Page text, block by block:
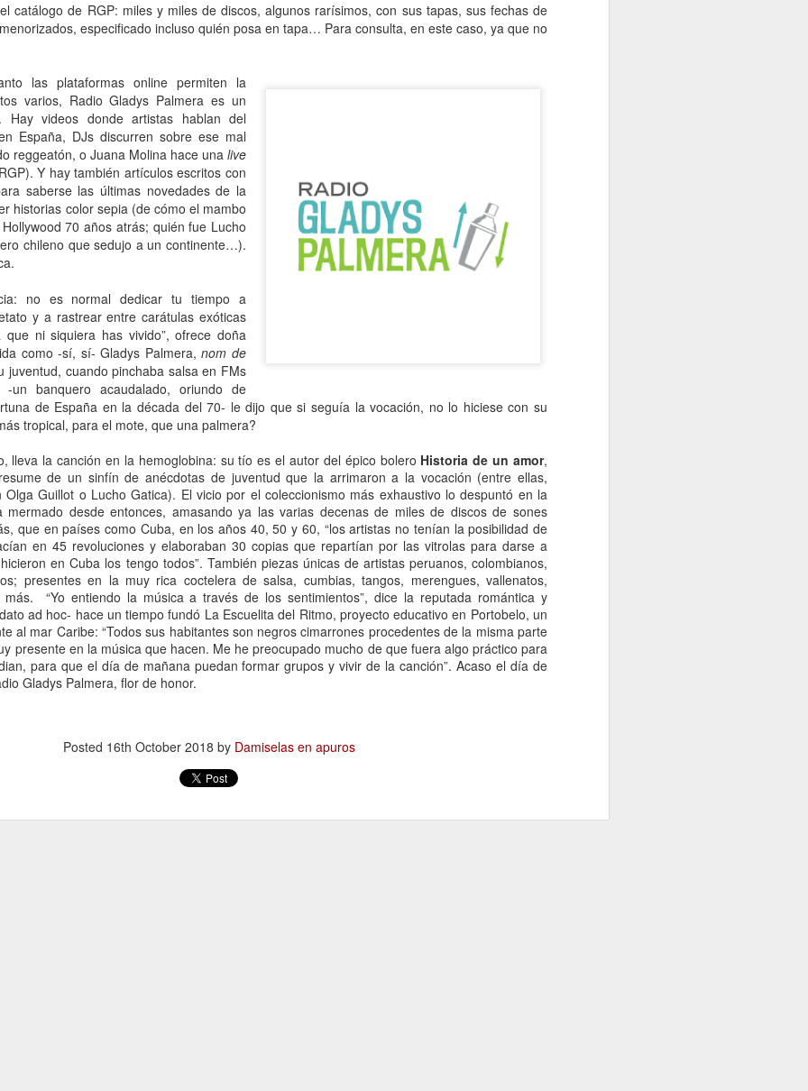
catálogo de RGP: miles y miles de discos, algunos rarísimos, con sus tapas, sus fechas de
especificado incluso quién posa en tapa… Para consulta, en este caso, ya que no
las plataformas online permiten la
varios, Radio Gladys Palmera es un
Hay videos donde artistas hablan del
España, DJs discurren sobre ese mal
reggeatón, o Juana Molina hace unalive
Y hay también artículos escritos con
saberse las últimas novedades de la
historias color sepia (de cómo el mambo
70 años atrás; quién fue Lucho
chileno que sedujo a un continente…).
no es normal dedicar tu tiempo a
y a rastrear entre carátulas exóticas
ni siquiera has vivido”, ofrece doña
como -sí, sí- Gladys Palmera,nom de
juventud, cuando pinchaba salsa en FMs
un banquero acaudalado, oriundo de
de España en la década del 70- le dijo que si seguía la vocación, no lo hiciese con su
tropical, para el mote, que una palmera?
lleva la canción en la hemoglobina: su tío es el autor del épico bolero Historia de un amor,
de un sinfín de anécdotas de juventud que la arrimaron a la vocación (entre ellas,
Olga Guillot o Lucho Gatica). El vicio por el coleccionismo más exhaustivo lo despuntó en la
mermado desde entonces, amasando ya las varias decenas de miles de discos de sones
que en países como Cuba, en los años 40, 50 y 60, “los artistas no tenían la posibilidad de
en 45 revoluciones y elaboraban 30 copias que repartían por las vitrolas para darse a
en Cuba los tengo todos”. También piezas únicas de artistas peruanos, colombianos,
presentes en la muy rica coctelera de salsa, cumbias, tangos, merengues, vallenatos,
“Yo entiendo la música a través de los sentimientos”, dice la reputada romántica y
ad hoc- hace un tiempo fundó La Escuelita del Ritmo, proyecto educativo en Portobelo, un
al mar Caribe: “Todos sus habitantes son negros cimarrones procedentes de la misma parte
presente en la música que hacen. Me he preocupado mucho de que fuera algo práctico para
para que el día de mañana puedan formar grupos y vivir de la canción”. Acaso el día de
Gladys Palmera, flor de honor.
Posted 16th October 2018 by Damiselas en apuros
de varios cuentos románticos fílmicos para gente adulta,
muy querida en la farándula hollywoodense y más allá,
activista del partido demócrata, Rob Reiner -como es
sabido por la difusión que tuvo la noticia- fue víctima de la muerte
horrible que pudiera tener alguien de sus quilates. Una jugarreta
del destino que, en general -salvo a individuos desalmados
el “presidente” actual de los Estados Unidos-, costó asumir.
Mi padre lee
Por María José Eyras
Ramón Eyras, 1932-2019
de la ventana, junto al fuego, mi padre lee.
pienso en él, lo veo así, leyendo, la cabeza gris detrás del vidrio. Es
visión fugaz, apenas un segundo, la de mi padre, sentado de
en su casita de fin de semana, en un barrio cerrado de la
Sur.
Al fin sola y, a la vez, tan bien acompañada
Por Guadalupe Treibel
soledad implica que, aunque esté sola, estoy con alguien; es decir,
fuera de serie Hannah Arendt, y esa frase es la llave que cierra
recorrido de Enfin seule (“Por fin sola”), libro de la periodista y
Lauren Bastide que acaba de editarse en Francia con muy
acogida.
Ganando dos verdaderos amores
Por Caro Alfonso
un año, Mona me salvó la vida. Llegué a la casa de mi hermana
de manejar muchas horas escuchando la misma lista de
desde que salí de mi casa.